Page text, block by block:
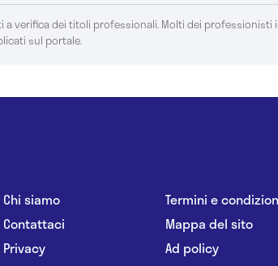
verifica dei titoli professionali. Molti dei professionisti
sul portale.
Chi siamo
Contattaci
Privacy
Termini e
Mappa del sito
Ad policy